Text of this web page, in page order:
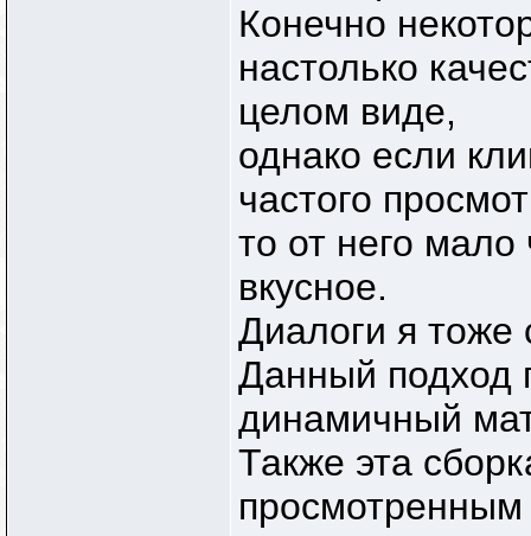
Конечно
настолько
целом виде,
однако если
частого
то от него мало
вкусное.
Диалоги я тоже
Данный подход
динамичный
Также эта